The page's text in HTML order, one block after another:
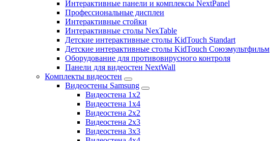
Интерактивные панели и комплексы NextPanel
Профессиональные дисплеи
Интерактивные стойки
Интерактивные столы NexTable
Детские интерактивные столы KidTouch Standart
Детские интерактивные столы KidTouch Союзмультфильм
Оборудование для противовирусного контроля
Панели для видеостен NextWall
Комплекты видеостен
Видеостены Samsung
Видеостена 1x2
Видеостена 1x4
Видеостена 2x2
Видеостена 2х3
Видеостена 3x3